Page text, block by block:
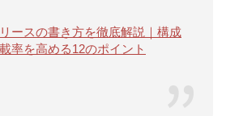
ースの書き方を徹底解説｜構成
率を高める12のポイント